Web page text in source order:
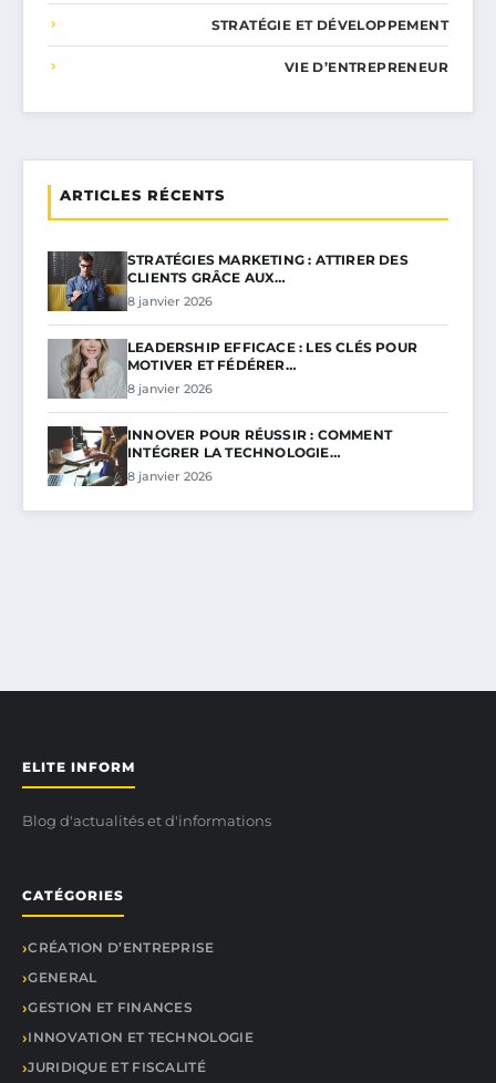
STRATÉGIE ET DÉVELOPPEMENT
VIE D’ENTREPRENEUR
ARTICLES RÉCENTS
STRATÉGIES MARKETING : ATTIRER DES
CLIENTS GRÂCE AUX…
8 janvier 2026
LEADERSHIP EFFICACE : LES CLÉS POUR
MOTIVER ET FÉDÉRER…
8 janvier 2026
INNOVER POUR RÉUSSIR : COMMENT
INTÉGRER LA TECHNOLOGIE…
8 janvier 2026
ELITE INFORM
Blog d'actualités et d'informations
CATÉGORIES
CRÉATION D’ENTREPRISE
GENERAL
GESTION ET FINANCES
INNOVATION ET TECHNOLOGIE
JURIDIQUE ET FISCALITÉ